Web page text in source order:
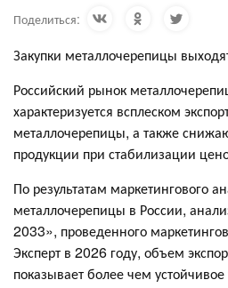
Поделиться:
Закупки металлочерепицы
Российский рынок
характеризуется всплеском
металлочерепицы, а также
продукции при стабилизации
По результатам маркетингового
металлочерепицы в России,
2033», проведенного
Эксперт в 2026 году, объем
показывает более чем